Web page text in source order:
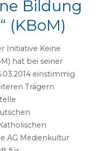
Bildung
(KBoM)
Initiative Keine
hat bei seiner
einstimmig
Trägern
AG Medienkultur